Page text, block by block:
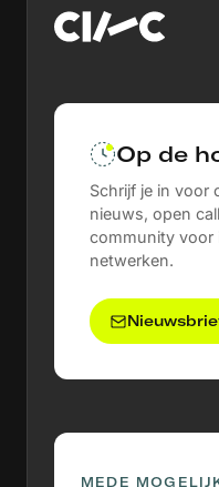
Op de
Schrijf je in voor
nieuws, open
community voor
netwerken.
MEDE